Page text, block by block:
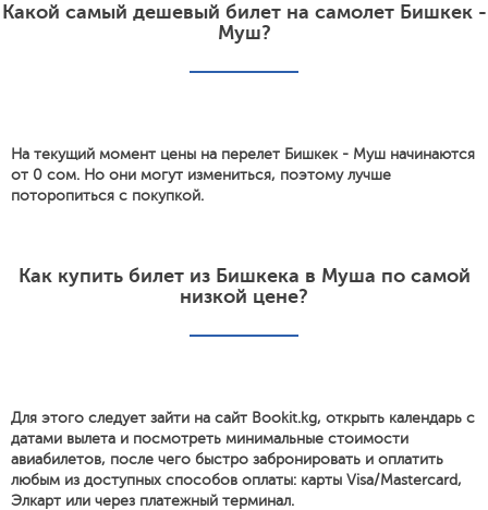
Какой самый дешевый билет на самолет Бишкек -
Муш?
На текущий момент цены на перелет Бишкек - Муш начинаются
от 0 сом. Но они могут измениться, поэтому лучше
поторопиться с покупкой.
Как купить билет из Бишкека в Муша по самой
низкой цене?
Для этого следует зайти на сайт Bookit.kg, открыть календарь с
датами вылета и посмотреть минимальные стоимости
авиабилетов, после чего быстро забронировать и оплатить
любым из доступных способов оплаты: карты Visa/Mastercard,
Элкарт или через платежный терминал.